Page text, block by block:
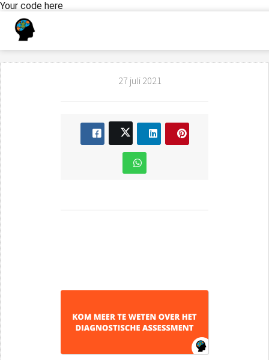
Your code here
27 juli 2021